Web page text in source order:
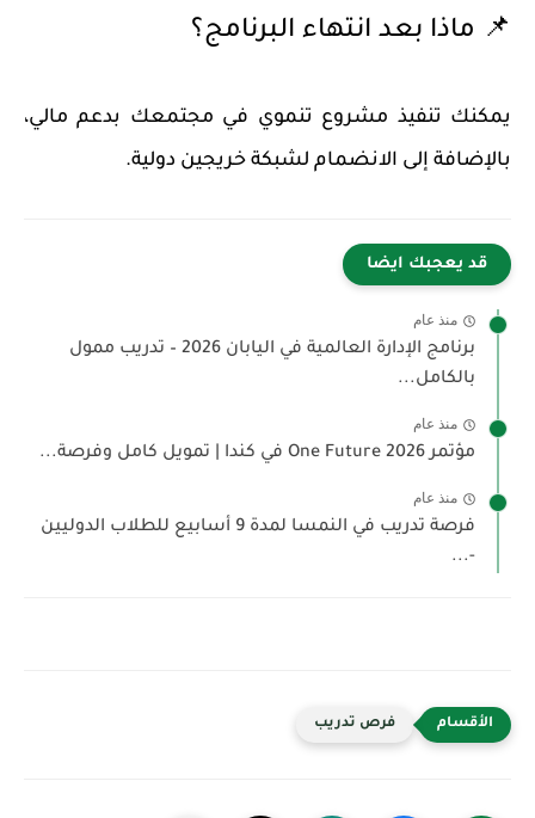
📌 ماذا بعد انتهاء البرنامج؟
يمكنك تنفيذ مشروع تنموي في مجتمعك بدعم مالي،
بالإضافة إلى الانضمام لشبكة خريجين دولية.
قد يعجبك ايضا
منذ عام
برنامج الإدارة العالمية في اليابان 2026 – تدريب ممول
بالكامل...
منذ عام
مؤتمر One Future 2026 في كندا | تمويل كامل وفرصة...
منذ عام
فرصة تدريب في النمسا لمدة 9 أسابيع للطلاب الدوليين
-...
فرص تدريب